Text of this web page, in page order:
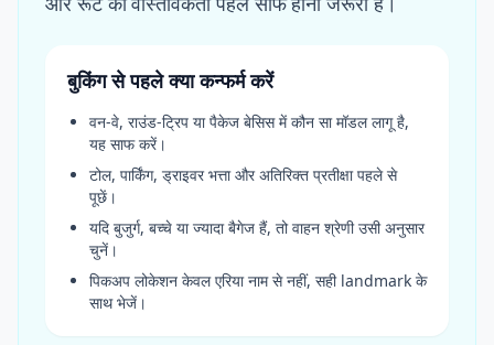
बुकिंग से पहले क्या कन्फर्म करें
वन-वे, राउंड-ट्रिप या पैकेज बेसिस में कौन सा मॉडल लागू है,
यह साफ करें।
टोल, पार्किंग, ड्राइवर भत्ता और अतिरिक्त प्रतीक्षा पहले से
पूछें।
यदि बुजुर्ग, बच्चे या ज्यादा बैगेज हैं, तो वाहन श्रेणी उसी अनुसार
चुनें।
पिकअप लोकेशन केवल एरिया नाम से नहीं, सही landmark के
साथ भेजें।